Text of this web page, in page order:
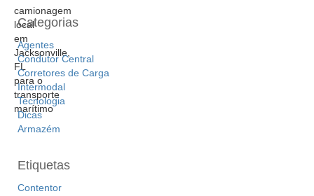
Categorias
Agentes
Condutor Central
Corretores de Carga
Intermodal
Tecnologia
Dicas
Armazém
Etiquetas
Contentor